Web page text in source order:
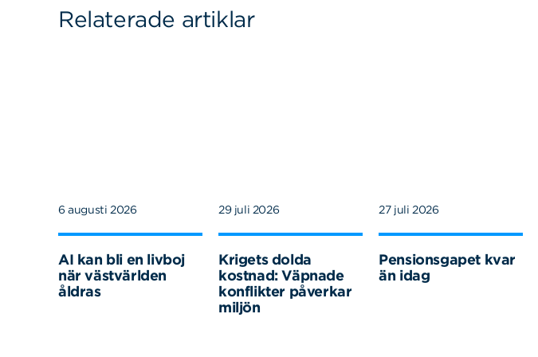
Relaterade artiklar
6 augusti 2026
AI kan bli en livboj
när västvärlden
åldras
29 juli 2026
Krigets dolda
kostnad: Väpnade
konflikter påverkar
miljön
27 juli 2026
Pensionsgapet kvar
än idag